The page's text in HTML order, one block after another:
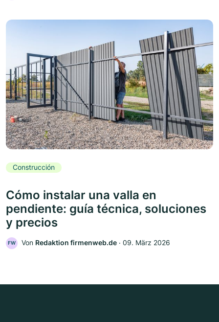
Construcción
Cómo instalar una valla en
pendiente: guía técnica, soluciones
y precios
FW Von Redaktion firmenweb.de ‧ 09. März 2026